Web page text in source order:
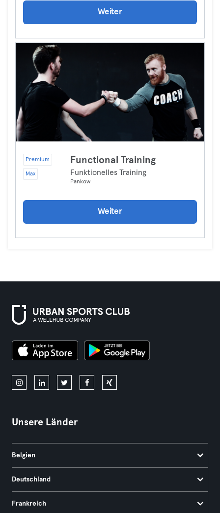
Weiter
Premium
Max
Functional Training
Funktionelles Training
Pankow
Weiter
Unsere Länder
Belgien
Deutschland
Frankreich